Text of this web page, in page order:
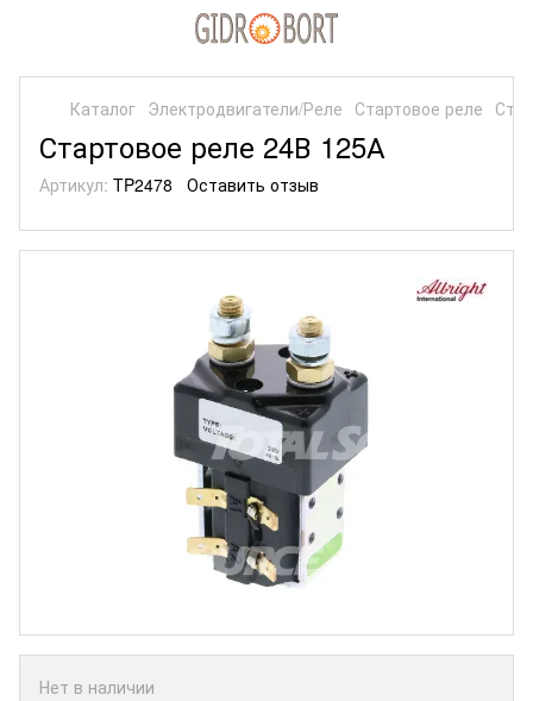
Каталог Электродвигатели/Реле Стартовое реле
Стартовое реле 24В 125А
Артикул: TP2478 Оставить отзыв
Нет в наличии